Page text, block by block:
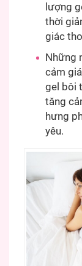
lượng
thời
giác
Những
cảm
gel bôi
tăng
hưng
yêu.